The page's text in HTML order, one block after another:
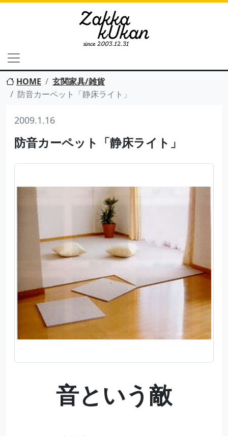
HOME
玄関家具/雑貨
防音カーペット「静床ライト」
2009.1.16
防音カーペット「静床ライト」
音という敵